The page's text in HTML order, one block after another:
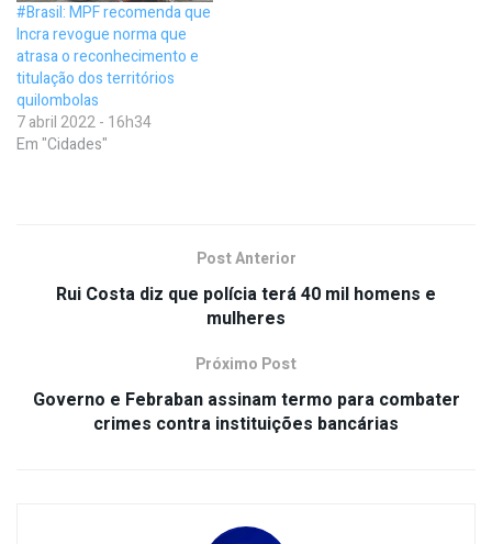
#Brasil: MPF recomenda que
Incra revogue norma que
atrasa o reconhecimento e
titulação dos territórios
quilombolas
7 abril 2022 - 16h34
Em "Cidades"
Post Anterior
Rui Costa diz que polícia terá 40 mil homens e
mulheres
Próximo Post
Governo e Febraban assinam termo para combater
crimes contra instituições bancárias